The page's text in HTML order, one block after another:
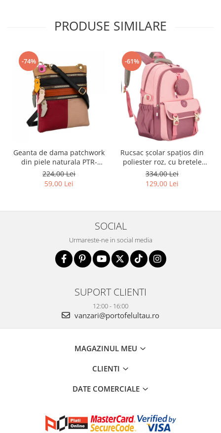
PRODUSE SIMILARE
-74%
Geanta de dama patchwork
din piele naturala PTR-
1718-SKL-6922 MULTI
224,00 Lei
59,00 Lei
-61%
Rucsac școlar spațios din
poliester roz, cu bretele
reglabile - Peterson PTR-
PTN 8610-1327 PINK
334,00 Lei
129,00 Lei
SOCIAL
Urmareste-ne in social media
SUPORT CLIENTI
12:00 - 16:00
vanzari@portofelultau.ro
MAGAZINUL MEU
CLIENTI
DATE COMERCIALE